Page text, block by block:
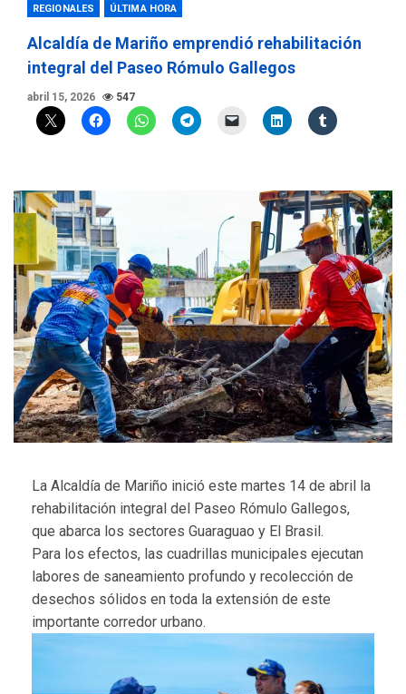
REGIONALES ÚLTIMA HORA
Alcaldía de Mariño emprendió rehabilitación
integral del Paseo Rómulo Gallegos
abril 15, 2026 547
La Alcaldía de Mariño inició este martes 14 de abril la
rehabilitación integral del Paseo Rómulo Gallegos,
que abarca los sectores Guaraguao y El Brasil.
Para los efectos, las cuadrillas municipales ejecutan
labores de saneamiento profundo y recolección de
desechos sólidos en toda la extensión de este
importante corredor urbano.